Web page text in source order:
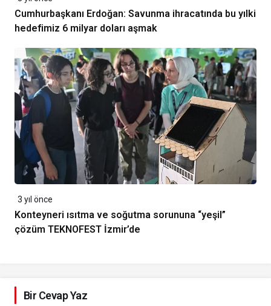
Cumhurbaşkanı Erdoğan: Savunma ihracatında bu yılki
hedefimiz 6 milyar doları aşmak
3 yıl önce
Konteyneri ısıtma ve soğutma sorununa “yeşil”
çözüm TEKNOFEST İzmir’de
Bir Cevap Yaz